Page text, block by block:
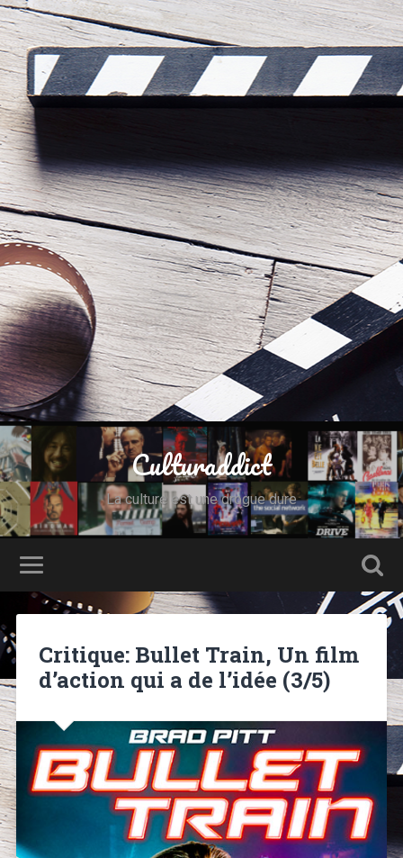
Culturaddict
La culture est une drogue dure
Critique: Bullet Train, Un film
d’action qui a de l’idée (3/5)